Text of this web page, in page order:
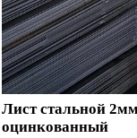
Лист стальной 2мм
оцинкованный